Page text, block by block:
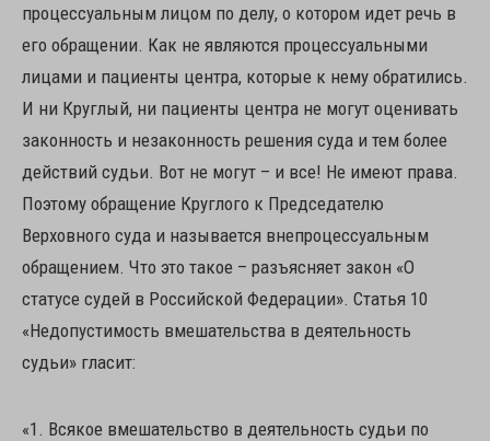
процессуальным лицом по делу, о котором идет речь в
его обращении. Как не являются процессуальными
лицами и пациенты центра, которые к нему обратились.
И ни Круглый, ни пациенты центра не могут оценивать
законность и незаконность решения суда и тем более
действий судьи. Вот не могут – и все! Не имеют права.
Поэтому обращение Круглого к Председателю
Верховного суда и называется внепроцессуальным
обращением. Что это такое – разъясняет закон «О
статусе судей в Российской Федерации». Статья 10
«Недопустимость вмешательства в деятельность
судьи» гласит:
«1. Всякое вмешательство в деятельность судьи по